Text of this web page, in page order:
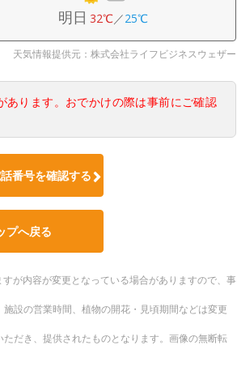
明日 32℃／25℃
天気情報提供元：株式会社ライフビジネスウェザー
ります。おでかけの際は事前にご確認
番号を確認する
プへ戻る
が内容が変更となっている場合がありますので、事
設の営業時間、植物の開花・見頃期間などは変更
だき、提供されたものとなります。画像の無断転